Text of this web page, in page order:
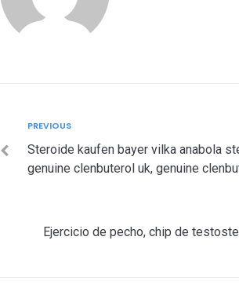
navigation
Previous
PREVIOUS
Steroide kaufen bayer vilka anabola
genuine clenbuterol uk, genuine
Ejercicio de pecho, chip de